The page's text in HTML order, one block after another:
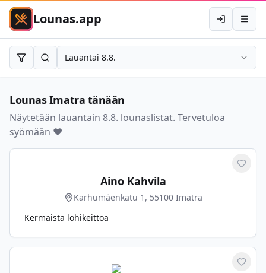
Lounas.app KirjauduAvaa
RajaaHae Lauantai 8.8.
LounasImatra tänään
Näytetään lauantain 8.8. lounaslistat. Tervetuloa
syömään ❤️
Aino Kahvila
Karhumäenkatu 1, 55100 Imatra
Kermaista lohikeittoa